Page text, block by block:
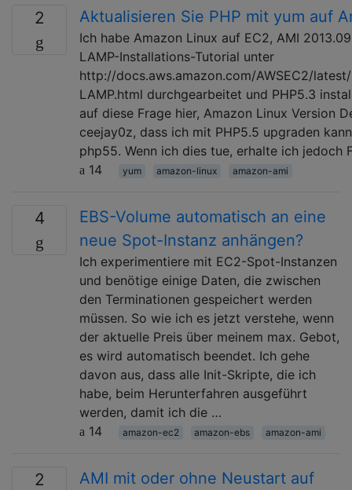
2 Aktualisieren Sie PHP mit yum auf
Ich habe Amazon Linux auf EC2, AMI
LAMP-Installations-Tutorial unter
http://docs.aws.amazon.com/AWSEC2/
LAMP.html durchgearbeitet und PHP5.3
auf diese Frage hier, Amazon Linux Version
ceejay0z, dass ich mit PHP5.5 upgraden
php55. Wenn ich dies tue, erhalte ich jedoch
14
yum amazon-linux amazon-ami
4
EBS-Volume automatisch an eine
neue Spot-Instanz anhängen?
Ich experimentiere mit EC2-Spot-Instanzen
und benötige einige Daten, die zwischen
den Terminationen gespeichert werden
müssen. So wie ich es jetzt verstehe, wenn
der aktuelle Preis über meinem max. Gebot,
es wird automatisch beendet. Ich gehe
davon aus, dass alle Init-Skripte, die ich
habe, beim Herunterfahren ausgeführt
werden, damit ich die …
14
amazon-ec2 amazon-ebs amazon-ami
2
AMI mit oder ohne Neustart auf